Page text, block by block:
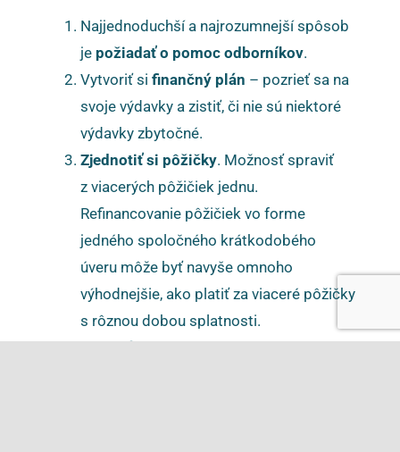
Najjednoduchší a najrozumnejší spôsob
je požiadať o pomoc odborníkov.
Vytvoriť si finančný plán – pozrieť sa na
svoje výdavky a zistiť, či nie sú niektoré
výdavky zbytočné.
Zjednotiť si pôžičky. Možnosť spraviť
z viacerých pôžičiek jednu.
Refinancovanie pôžičiek vo forme
jedného spoločného krátkodobého
úveru môže byť navyše omnoho
výhodnejšie, ako platiť za viaceré pôžičky
s rôznou dobou splatnosti.